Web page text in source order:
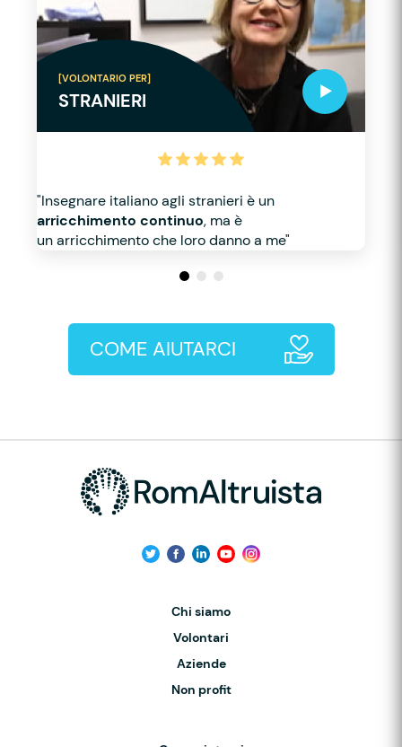
[VOLONTARIO PER]
STRANIERI
"Insegnare italiano agli stranieri è un
arricchimento continuo, ma è
un arricchimento che loro danno a me"
COME AIUTARCI
Chi siamo
Volontari
Aziende
Non profit